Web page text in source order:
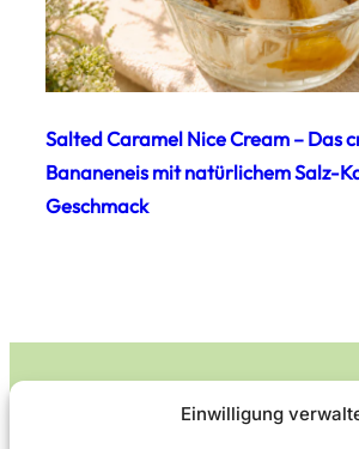
Einwilligung
Salted Caramel Nice Cream – Das
Bananeneis mit natürlichem Salz-
Geschmack
Leckerlife